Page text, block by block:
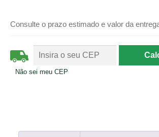
Consulte o prazo estimado e valor da
Não sei meu CEP